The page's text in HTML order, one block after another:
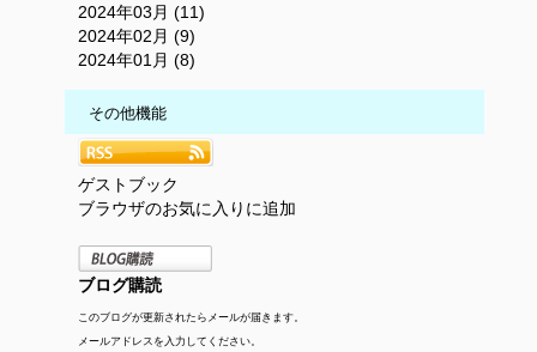
2024年03月 (11)
2024年02月 (9)
2024年01月 (8)
その他機能
ゲストブック
ブラウザのお気に入りに追加
ブログ購読
このブログが更新されたらメールが届きます。
メールアドレスを入力してください。